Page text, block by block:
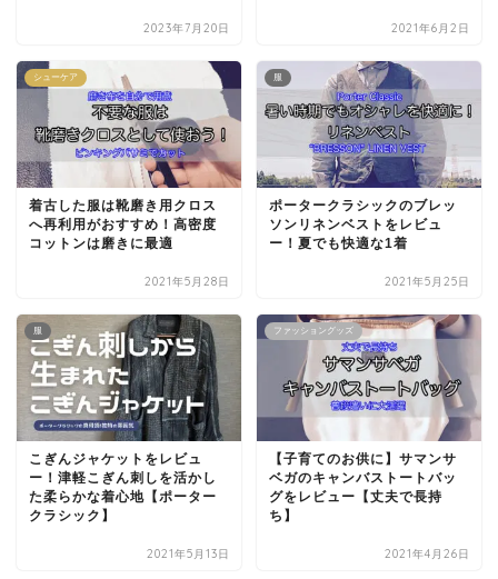
2023年7月20日 2021年6月2日
シューケア
着古した服は靴磨き用クロス
へ再利用がおすすめ！高密度
コットンは磨きに最適
2021年5月28日
服
ポータークラシックのブレッ
ソンリネンベストをレビュ
ー！夏でも快適な1着
2021年5月25日
服
こぎんジャケットをレビュ
ー！津軽こぎん刺しを活かし
た柔らかな着心地【ポーター
クラシック】
2021年5月13日
ファッショングッズ
【子育てのお供に】サマンサ
ベガのキャンバストートバッ
グをレビュー【丈夫で長持
ち】
2021年4月26日